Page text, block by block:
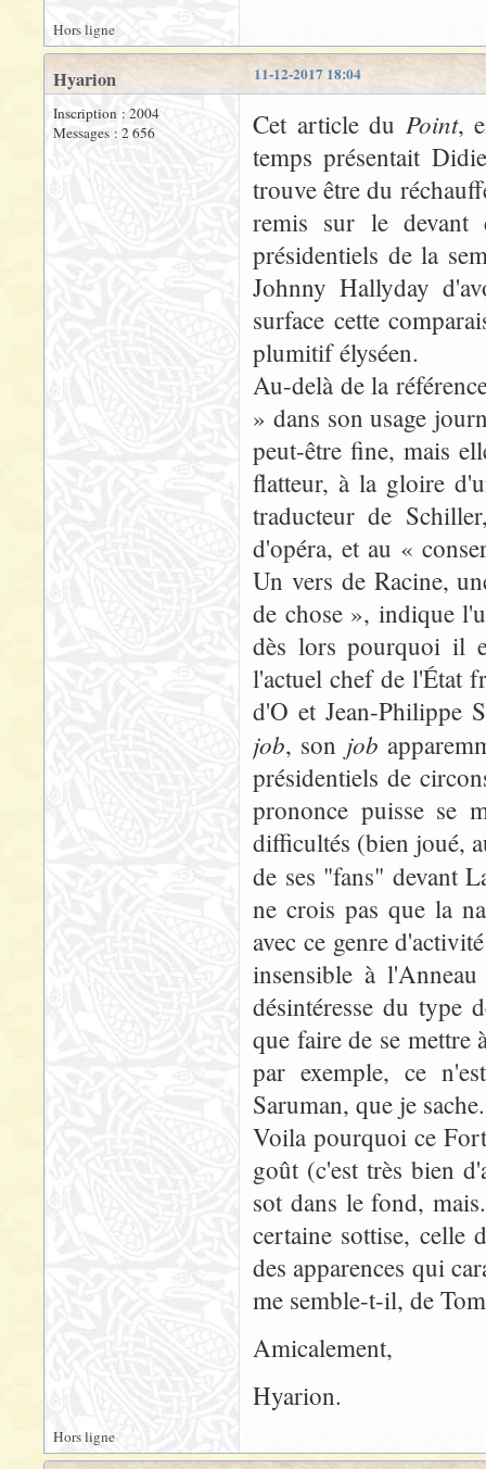
Hors ligne
11-12-2017 18:04
Hyarion
Inscription : 2004
Messages : 2 656
Cet article du Point,
temps présentait
trouve être du
remis sur le devant
présidentiels de la
Johnny Hallyday
surface cette
plumitif élyséen.
Au-delà de la
» dans son usage
peut-être fine, mais
flatteur, à la gloire
traducteur de
d'opéra, et au «
Un vers de Racine,
de chose », indique
dès lors pourquoi il
l'actuel chef de l'État
d'O et Jean-Philippe
job, son job
présidentiels de
prononce puisse se
difficultés (bien joué,
de ses "fans" devant
ne crois pas que la
avec ce genre
insensible à
désintéresse du type
que faire de se mettre
par exemple, ce
Saruman, que je
Voila pourquoi ce
goût (c'est très bien
sot dans le fond,
certaine sottise, celle
des apparences qui
me semble-t-il, de
Amicalement,
Hyarion.
Hors ligne